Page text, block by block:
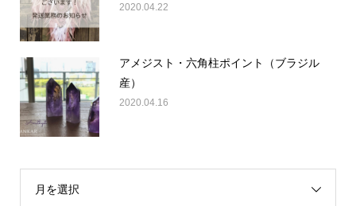
2020.04.22
アメジスト・六角柱ポイント（ブラジル
産）
2020.04.16
月を選択